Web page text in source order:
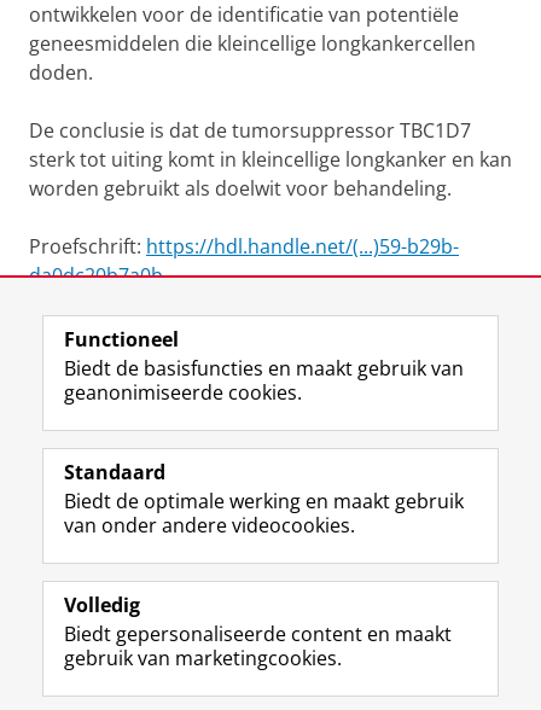
ontwikkelen voor de identificatie van potentiële
geneesmiddelen die kleincellige longkankercellen
doden.
De conclusie is dat de tumorsuppressor TBC1D7
sterk tot uiting komt in kleincellige longkanker en kan
worden gebruikt als doelwit voor behandeling.
Proefschrift: https://hdl.handle.net/(...)59-b29b-
da0dc20b7a0b
View this page in:English
Volg de RUG
F
a
e
b
o
p
a
i
L
i
k
e
I
-
p
g
R
S
-
f
e
R
k
I
n
t
r
m
c
Y
o
T
e
k
a
Studiekiezers
Alumni
Over ons
Functioneel
Biedt de basisfuncties en maakt gebruik van
geanonimiseerde cookies.
Standaard
Biedt de optimale werking en maakt gebruik
van onder andere videocookies.
Volledig
Biedt gepersonaliseerde content en maakt
gebruik van marketingcookies.